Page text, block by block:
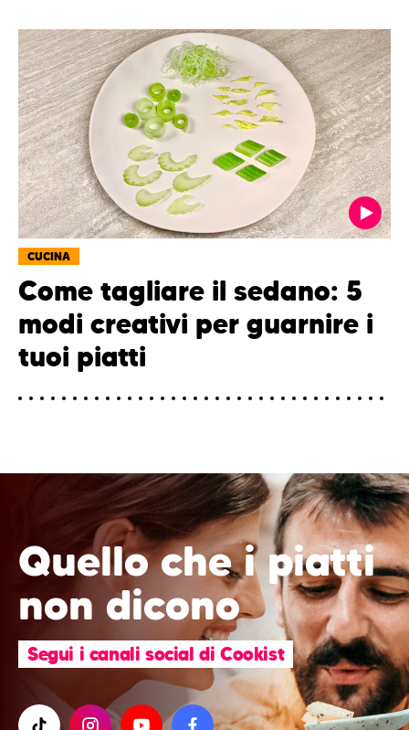
CUCINA
Come tagliare il sedano: 5
modi creativi per guarnire i
tuoi piatti
Quello che i piatti
non dicono
Segui i canali social di Cookist